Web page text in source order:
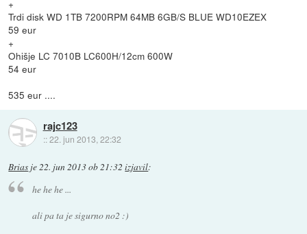
+
Trdi disk WD 1TB 7200RPM 64MB 6GB/S BLUE WD10EZEX
59 eur
+
Ohišje LC 7010B LC600H/12cm 600W
54 eur
535 eur ....
rajc123
::22. jun 2013, 22:32
Brias je22. jun 2013 ob 21:32 izjavil:
he he he ...
ali pa ta je sigurno no2 :)